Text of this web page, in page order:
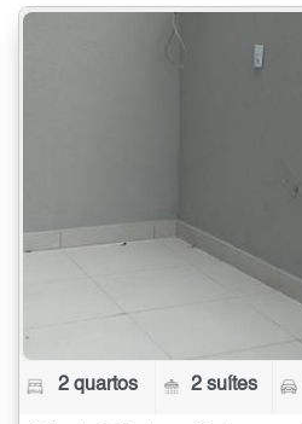
2 quartos 2 suítes